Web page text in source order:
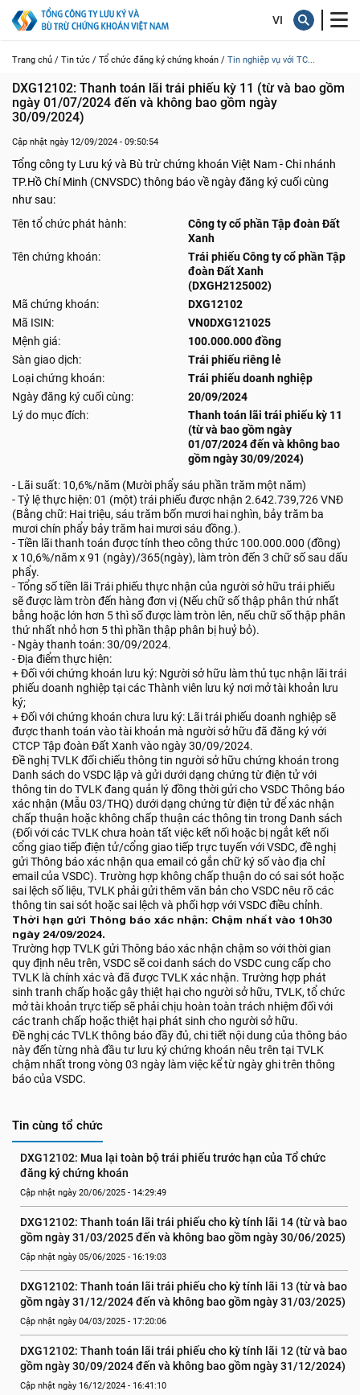
Trang chủ / Tin tức / Tổ chức đăng ký chứng khoán / Tin nghiệp vụ với TC...
DXG12102: Thanh toán lãi trái phiếu kỳ 11 (từ và bao gồm
ngày 01/07/2024 đến và không bao gồm ngày
30/09/2024)
Cập nhật ngày 12/09/2024 - 09:50:54
Tổng công ty Lưu ký và Bù trừ chứng khoán Việt Nam - Chi nhánh
TP.Hồ Chí Minh (CNVSDC) thông báo về ngày đăng ký cuối cùng
như sau:
Tên tổ chức phát hành:
Công ty cổ phần Tập đoàn Đất
Xanh
Tên chứng khoán:
Trái phiếu Công ty cổ phần Tập
đoàn Đất Xanh
(DXGH2125002)
Mã chứng khoán:
DXG12102
Mã ISIN:
VN0DXG121025
Mệnh giá:
100.000.000 đồng
Sàn giao dịch:
Trái phiếu riêng lẻ
Loại chứng khoán:
Trái phiếu doanh nghiệp
Ngày đăng ký cuối cùng:
20/09/2024
Lý do mục đích:
Thanh toán lãi trái phiếu kỳ 11
(từ và bao gồm ngày
01/07/2024 đến và không bao
gồm ngày 30/09/2024)
- Lãi suất: 10,6%/năm (Mười phẩy sáu phần trăm một năm)
- Tỷ lệ thực hiện: 01 (một) trái phiếu được nhận 2.642.739,726 VNĐ
(Bằng chữ: Hai triệu, sáu trăm bốn mươi hai nghìn, bảy trăm ba
mươi chín phẩy bảy trăm hai mươi sáu đồng.).
- Tiền lãi thanh toán được tính theo công thức 100.000.000 (đồng)
x 10,6%/năm x 91 (ngày)/365(ngày), làm tròn đến 3 chữ số sau dấu
phẩy.
- Tổng số tiền lãi Trái phiếu thực nhận của người sở hữu trái phiếu
sẽ được làm tròn đến hàng đơn vị (Nếu chữ số thập phân thứ nhất
bằng hoặc lớn hơn 5 thì số được làm tròn lên, nếu chữ số thập phân
thứ nhất nhỏ hơn 5 thì phần thập phân bị huỷ bỏ).
- Ngày thanh toán: 30/09/2024.
- Địa điểm thực hiện:
+ Đối với chứng khoán lưu ký: Người sở hữu làm thủ tục nhận lãi trái
phiếu doanh nghiệp tại các Thành viên lưu ký nơi mở tài khoản lưu
ký;
+ Đối với chứng khoán chưa lưu ký: Lãi trái phiếu doanh nghiệp sẽ
được thanh toán vào tài khoản mà người sở hữu đã đăng ký với
CTCP Tập đoàn Đất Xanh vào ngày 30/09/2024.
Đề nghị TVLK đối chiếu thông tin người sở hữu chứng khoán trong
Danh sách do VSDC lập và gửi dưới dạng chứng từ điện tử với
thông tin do TVLK đang quản lý đồng thời gửi cho VSDC Thông báo
xác nhận (Mẫu 03/THQ) dưới dạng chứng từ điện tử để xác nhận
chấp thuận hoặc không chấp thuận các thông tin trong Danh sách
(Đối với các TVLK chưa hoàn tất việc kết nối hoặc bị ngắt kết nối
cổng giao tiếp điện tử/cổng giao tiếp trực tuyến với VSDC, đề nghị
gửi Thông báo xác nhận qua email có gắn chữ ký số vào địa chỉ
email của VSDC). Trường hợp không chấp thuận do có sai sót hoặc
sai lệch số liệu, TVLK phải gửi thêm văn bản cho VSDC nêu rõ các
thông tin sai sót hoặc sai lệch và phối hợp với VSDC điều chỉnh.
Thời hạn gửi Thông báo xác nhận: Chậm nhất vào 10h30
ngày 24/09/2024.
Trường hợp TVLK gửi Thông báo xác nhận chậm so với thời gian
quy định nêu trên, VSDC sẽ coi danh sách do VSDC cung cấp cho
TVLK là chính xác và đã được TVLK xác nhận. Trường hợp phát
sinh tranh chấp hoặc gây thiệt hại cho người sở hữu, TVLK, tổ chức
mở tài khoản trực tiếp sẽ phải chịu hoàn toàn trách nhiệm đối với
các tranh chấp hoặc thiệt hại phát sinh cho người sở hữu.
Đề nghị các TVLK thông báo đầy đủ, chi tiết nội dung của thông báo
này đến từng nhà đầu tư lưu ký chứng khoán nêu trên tại TVLK
chậm nhất trong vòng 03 ngày làm việc kể từ ngày ghi trên thông
báo của VSDC.
Tin cùng tổ chức
DXG12102: Mua lại toàn bộ trái phiếu trước hạn của Tổ chức
đăng ký chứng khoán
Cập nhật ngày 20/06/2025 - 14:29:49
DXG12102: Thanh toán lãi trái phiếu cho kỳ tính lãi 14 (từ và bao
gồm ngày 31/03/2025 đến và không bao gồm ngày 30/06/2025)
Cập nhật ngày 05/06/2025 - 16:19:03
DXG12102: Thanh toán lãi trái phiếu cho kỳ tính lãi 13 (từ và bao
gồm ngày 31/12/2024 đến và không bao gồm ngày 31/03/2025)
Cập nhật ngày 04/03/2025 - 17:20:06
DXG12102: Thanh toán lãi trái phiếu cho kỳ tính lãi 12 (từ và bao
gồm ngày 30/09/2024 đến và không bao gồm ngày 31/12/2024)
Cập nhật ngày 16/12/2024 - 16:41:10